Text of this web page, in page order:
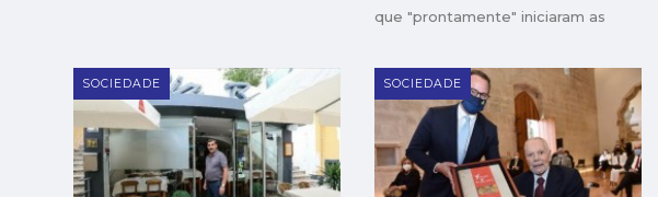
que "prontamente" iniciaram as
óbito acabou por ser declarado no
SOCIEDADE SOCIEDADE